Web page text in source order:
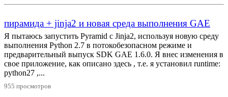
пирамида + jinja2 и новая среда выполнения GAE
Я пытаюсь запустить Pyramid с Jinja2, используя новую среду
выполнения Python 2.7 в потокобезопасном режиме и
предварительный выпуск SDK GAE 1.6.0. Я внес изменения в
свое приложение, как описано здесь , т.е. я установил runtime:
python27 ,...
955 просмотров